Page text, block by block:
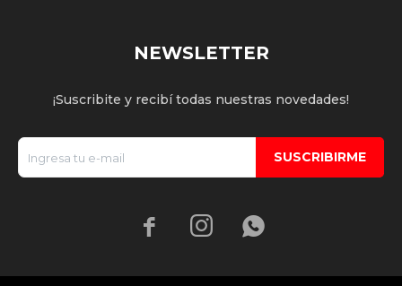
NEWSLETTER
¡Suscribite y recibí todas nuestras novedades!
SUSCRIBIRME
  